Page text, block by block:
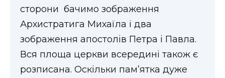
сторони бачимо зображення
Архистратига Михаїла і два
зображення апостолів Петра і Павла.
Вся площа церкви всередині також є
розписана. Оскільки пам’ятка дуже